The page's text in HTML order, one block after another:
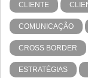
CLIENTE
COMUNICAÇÃO
CROSS BORDER
ESTRATÉGIAS